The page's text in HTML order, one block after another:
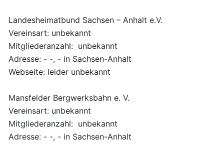
Landesheimatbund Sachsen – Anhalt e.V.
Vereinsart: unbekannt
Mitgliederanzahl: unbekannt
Adresse: - -, - in Sachsen-Anhalt
Webseite: leider unbekannt
Mansfelder Bergwerksbahn e. V.
Vereinsart: unbekannt
Mitgliederanzahl: unbekannt
Adresse: - -, - in Sachsen-Anhalt